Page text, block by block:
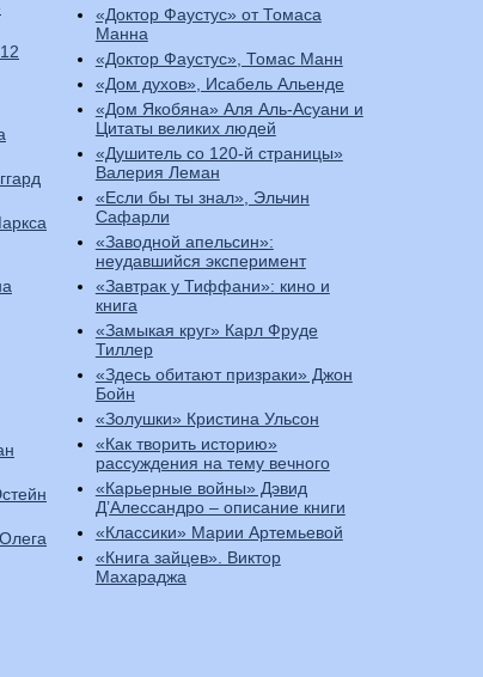
«Доктор Фаустус» от Томаса
Манна
«Доктор Фаустус», Томас Манн
«Дом духов», Исабель Альенде
«Дом Якобяна» Аля Аль-Асуани и
Цитаты великих людей
«Душитель со 120-й страницы»
Валерия Леман
«Если бы ты знал», Эльчин
Сафарли
«Заводной апельсин»:
неудавшийся эксперимент
«Завтрак у Тиффани»: кино и
книга
«Замыкая круг» Карл Фруде
Тиллер
«Здесь обитают призраки» Джон
Бойн
«Золушки» Кристина Ульсон
«Как творить историю»
рассуждения на тему вечного
«Карьерные войны» Дэвид
Д’Алессандро – описание книги
«Классики» Марии Артемьевой
«Книга зайцев». Виктор
Махараджа